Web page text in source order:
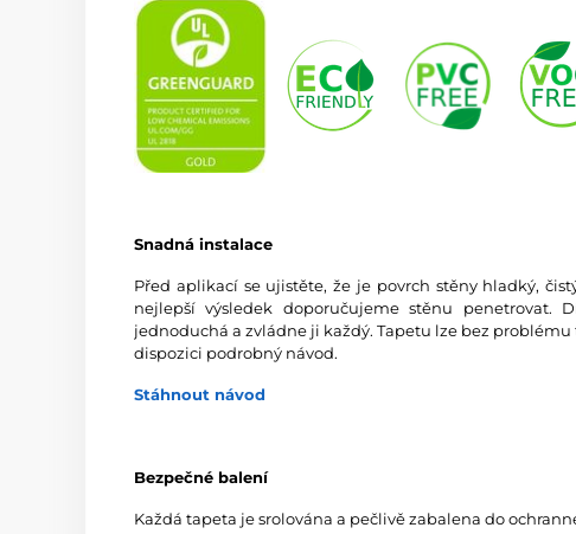
Snadná instalace
Před aplikací se ujistěte, že je povrch stěny hladký,
nejlepší výsledek doporučujeme stěnu penetrovat.
jednoduchá a zvládne ji každý. Tapetu lze bez
dispozici podrobný návod.
Stáhnout návod
Bezpečné balení
Každá tapeta je srolována a pečlivě zabalena do